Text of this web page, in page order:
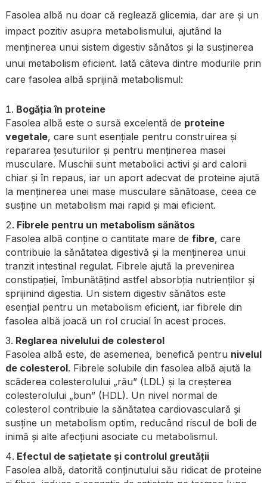
Fasolea albă nu doar că reglează glicemia, dar are și un
impact pozitiv asupra metabolismului, ajutând la
menținerea unui sistem digestiv sănătos și la susținerea
unui metabolism eficient. Iată câteva dintre modurile prin
care fasolea albă sprijină metabolismul:
Bogăția în proteine
Fasolea albă este o sursă excelentă de proteine
vegetale, care sunt esențiale pentru construirea și
repararea țesuturilor și pentru menținerea masei
musculare. Muschii sunt metabolici activi și ard calorii
chiar și în repaus, iar un aport adecvat de proteine ajută
la menținerea unei mase musculare sănătoase, ceea ce
susține un metabolism mai rapid și mai eficient.
Fibrele pentru un metabolism sănătos
Fasolea albă conține o cantitate mare de fibre, care
contribuie la sănătatea digestivă și la menținerea unui
tranzit intestinal regulat. Fibrele ajută la prevenirea
constipației, îmbunătățind astfel absorbția nutrienților și
sprijinind digestia. Un sistem digestiv sănătos este
esențial pentru un metabolism eficient, iar fibrele din
fasolea albă joacă un rol crucial în acest proces.
Reglarea nivelului de colesterol
Fasolea albă este, de asemenea, benefică pentru nivelul
de colesterol. Fibrele solubile din fasolea albă ajută la
scăderea colesterolului „rău” (LDL) și la creșterea
colesterolului „bun” (HDL). Un nivel normal de
colesterol contribuie la sănătatea cardiovasculară și
susține un metabolism optim, reducând riscul de boli de
inimă și alte afecțiuni asociate cu metabolismul.
Efectul de sațietate și controlul greutății
Fasolea albă, datorită conținutului său ridicat de proteine